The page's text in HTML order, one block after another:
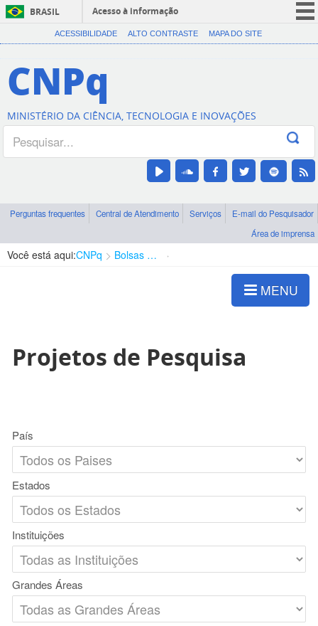
BRASIL
Acesso à informação
CORONAVÍRUS (COVID-19)
Canais
ACESSIBILIDADE ALTO CONTRASTE MAPA DO SITE
CNPq
MINISTÉRIO DA CIÊNCIA, TECNOLOGIA E INOVAÇÕES
Perguntas frequentes Central de Atendimento Serviços
E-mail do Pesquisador
Área de imprensa
Você está aqui:CNPq Bolsas e Auxílios Vigentes
MENU
Projetos de Pesquisa
País
Estados
Instituições
Grandes Áreas